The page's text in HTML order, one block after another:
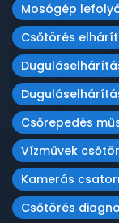
Mosógép
Csőtörés
Csőrepedés
Vízművek
Kamerás
Csőtörés